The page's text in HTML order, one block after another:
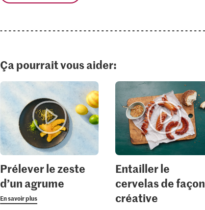
Ça pourrait vous aider:
Prélever le zeste
d’un agrume
En savoir plus
Entailler le
cervelas de façon
créative